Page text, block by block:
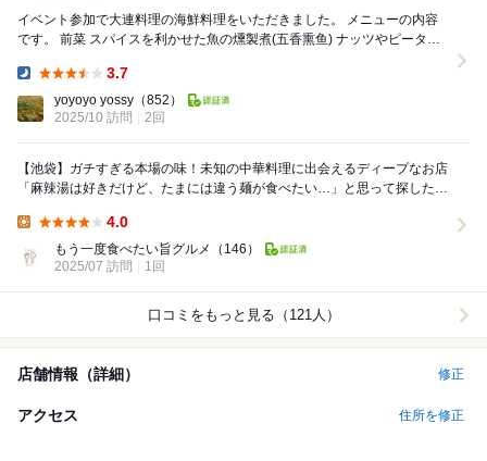
イベント参加で大連料理の海鮮料理をいただきました。 メニューの内容
です。 前菜 スパイスを利かせた魚の燻製煮(五香熏鱼) ナッツやピータ
3.7
yoyoyo yossy （852）
2025/10 訪問
2回
【池袋】ガチすぎる本場の味！未知の中華料理に出会えるディープなお店
「麻辣湯は好きだけど、たまには違う麺が食べたい…」と思って探したの
4.0
もう一度食べたい旨グルメ
（146）
2025/07 訪問
1回
口コミをもっと見る（121人）
店舗情報（詳細） 修正
アクセス 住所を修正